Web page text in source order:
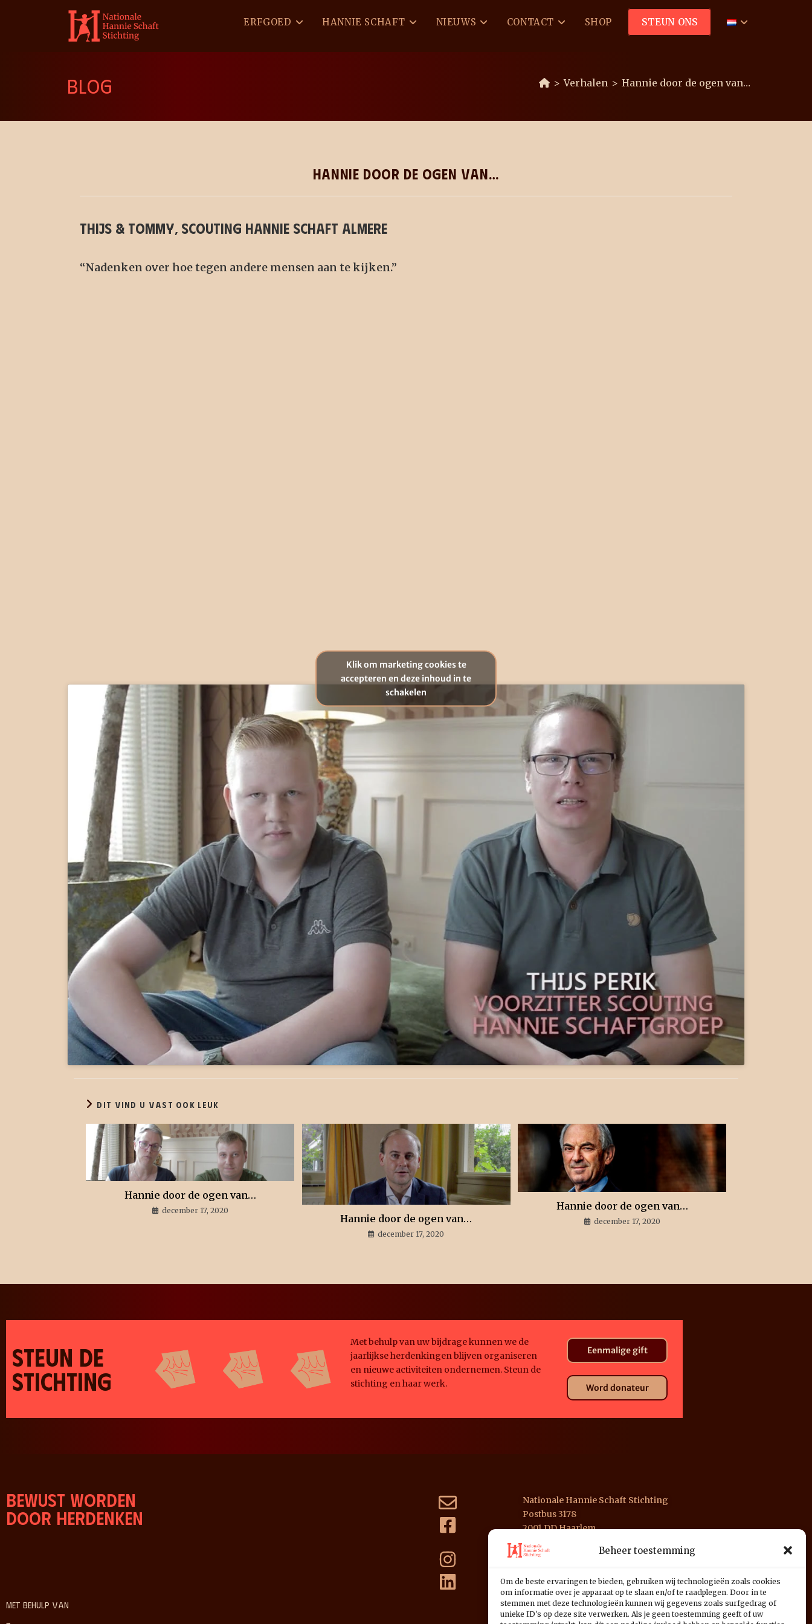
Beheer toestemming
Om de beste ervaringen te bieden, gebruiken wij technologieën zoals cookies
om informatie over je apparaat op te slaan en/of te raadplegen. Door in te
stemmen met deze technologieën kunnen wij gegevens zoals surfgedrag of
unieke ID's op deze site verwerken. Als je geen toestemming geeft of uw
ERFGOED HANNIE SCHAFT NIEUWS CONTACT SHOP STEUN ONS
BLOG > Verhalen > Hannie door de ogen van…
Hannie door de ogen van…
Thijs & Tommy, scouting Hannie Schaft Almere
“Nadenken over hoe tegen andere mensen aan te kijken.”
Klik om marketing cookies te
accepteren en deze inhoud in te
schakelen
DIT VIND U VAST OOK LEUK
Hannie door de ogen van…
december 17, 2020
Hannie door de ogen van…
december 17, 2020
Hannie door de ogen van…
december 17, 2020
STEUN DE
STICHTING
Met behulp van uw bijdrage kunnen we de
jaarlijkse herdenkingen blijven organiseren
en nieuwe activiteiten ondernemen. Steun de
stichting en haar werk.
Eenmalige gift
Word donateur
Bewust worden
door herdenken
Met behulp van
Nationale Hannie Schaft Stichting
Postbus 3178
2001 DD Haarlem
NL39 INGB 0676 1125 01